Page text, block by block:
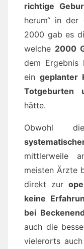
richtige
herum“ in der
2000 gab es
welche 2000
dem Ergebnis
ein geplanter
Totgeburten
hätte.
Obwohl
mittlerweile
meisten Ärzte
direkt zur
keine
bei
auch die
vielerorts